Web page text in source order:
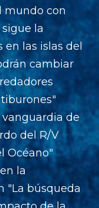
mundo con
la
en las islas del
cambiar
vanguardia de
del R/V
Océano"
la
"La búsqueda